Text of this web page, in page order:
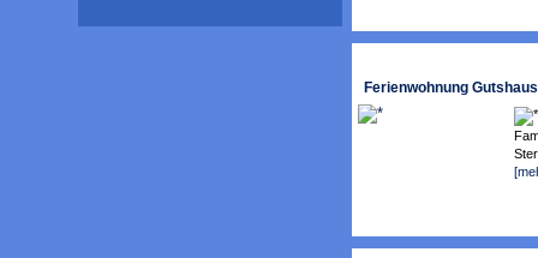
Ferienwohnung